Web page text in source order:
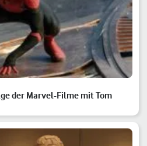
der Marvel-Filme mit Tom